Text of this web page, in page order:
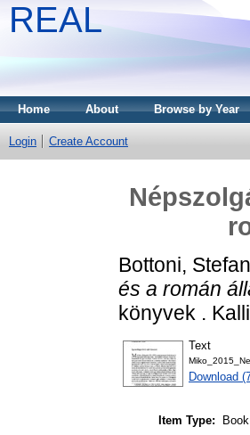
REAL
Home About Browse by Year
Login Create Account
Bottoni,
és a román
könyvek .
Text
Download
Item Type: